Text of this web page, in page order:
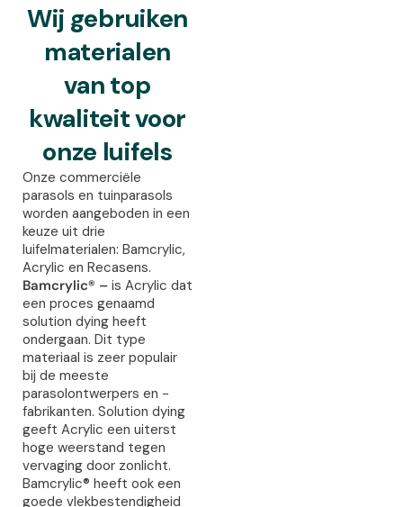
Wij gebruiken
materialen
van top
kwaliteit voor
onze luifels
Onze commerciële
parasols en tuinparasols
worden aangeboden in een
keuze uit drie
luifelmaterialen: Bamcrylic,
Acrylic en Recasens.
Bamcrylic® – is Acrylic dat
een proces genaamd
solution dying heeft
ondergaan. Dit type
materiaal is zeer populair
bij de meeste
parasolontwerpers en -
fabrikanten. Solution dying
geeft Acrylic een uiterst
hoge weerstand tegen
vervaging door zonlicht.
Bamcrylic® heeft ook een
goede vlekbestendigheid